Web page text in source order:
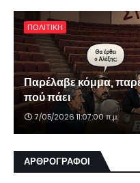
ΠΟΛΙΤΙΚΗ
Παρέλαβε κόμμα,
πού πάει
7/05/2026 11:07:00 π.μ.
ΑΡΘΡΟΓΡΑΦΟΙ